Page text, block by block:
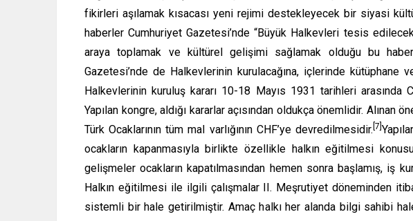
fikirleri aşılamak kısacası yeni rejimi destekleyecek bir siyasi
haberler Cumhuriyet Gazetesi’nde “Büyük Halkevleri tesis
araya toplamak ve kültürel gelişimi sağlamak olduğu bu
Gazetesi’nde de Halkevlerinin kurulacağına, içlerinde kütüphane
Halkevlerinin kuruluş kararı 10-18 Mayıs 1931 tarihleri arasında
Yapılan kongre, aldığı kararlar açısından oldukça önemlidir. Alınan
Türk Ocaklarının tüm mal varlığının CHF’ye devredilmesidir. [7]
ocakların kapanmasıyla birlikte özellikle halkın eğitilmesi
gelişmeler ocakların kapatılmasından hemen sonra başlamış, iş
Halkın eğitilmesi ile ilgili çalışmalar II. Meşrutiyet döneminden
sistemli bir hale getirilmiştir. Amaç halkı her alanda bilgi sahibi